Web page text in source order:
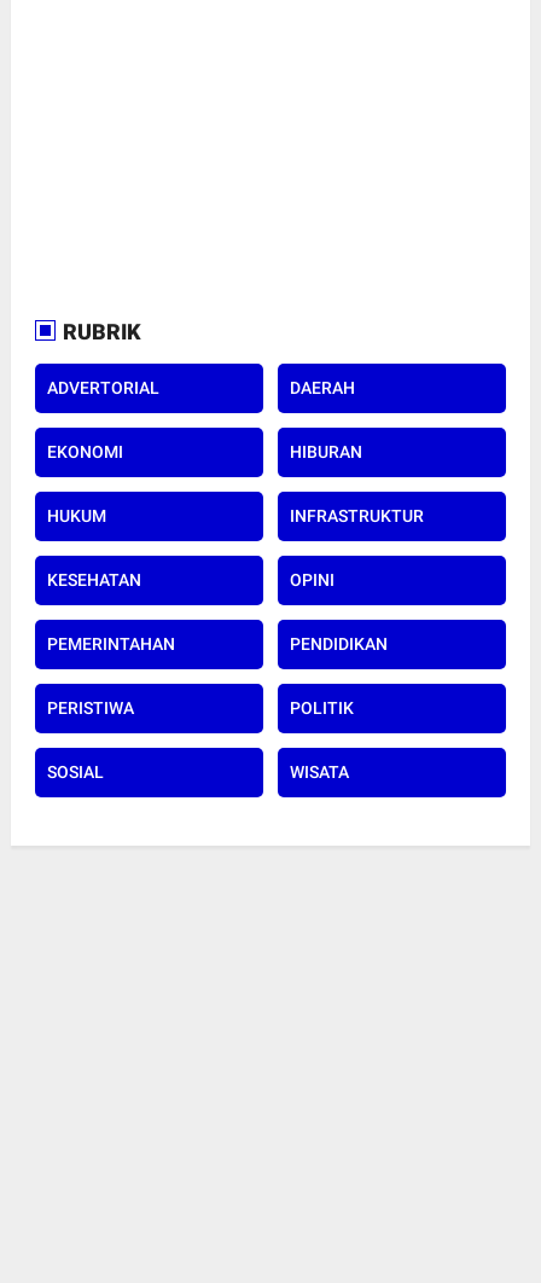
RUBRIK
ADVERTORIAL DAERAH
EKONOMI HIBURAN
HUKUM INFRASTRUKTUR
KESEHATAN OPINI
PEMERINTAHAN PENDIDIKAN
PERISTIWA POLITIK
SOSIAL WISATA